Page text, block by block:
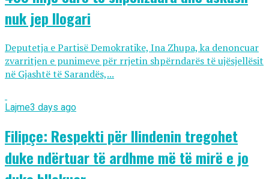
nuk jep llogari
Deputetja e Partisë Demokratike, Ina Zhupa, ka denoncuar
zvarritjen e punimeve për rrjetin shpërndarës të ujësjellësit
në Gjashtë të Sarandës,...
Lajme3 days ago
Filipçe: Respekti për Ilindenin tregohet
duke ndërtuar të ardhme më të mirë e jo